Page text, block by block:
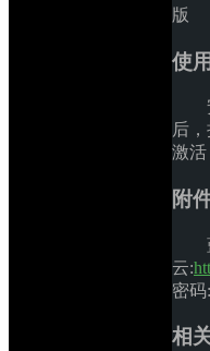
使
后
激活
附
云:
密码
相